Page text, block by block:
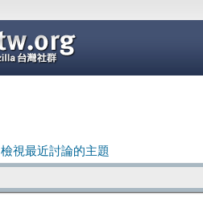
檢視最近討論的主題